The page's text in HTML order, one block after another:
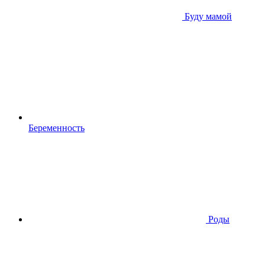
Буду мамой
Беременность
Роды